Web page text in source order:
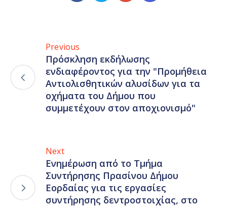
Previous
Πρόσκληση εκδήλωσης
ενδιαφέροντος για την "Προμήθεια
Αντιολισθητικών αλυσίδων για τα
οχήματα του Δήμου που
συμμετέχουν στον αποχιονισμό"
Next
Ενημέρωση από το Τμήμα
Συντήρησης Πρασίνου Δήμου
Εορδαίας για τις εργασίες
συντήρησης δεντροστοιχίας, στο